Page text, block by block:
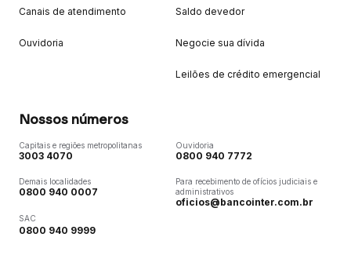
Canais de atendimento
Ouvidoria
Saldo devedor
Negocie sua dívida
Leilões de crédito emergencial
Nossos números
Capitais e regiões metropolitanas
3003 4070
Demais localidades
0800 940 0007
SAC
0800 940 9999
Ouvidoria
0800 940 7772
Para recebimento de ofícios judiciais e
administrativos
oficios@bancointer.com.br